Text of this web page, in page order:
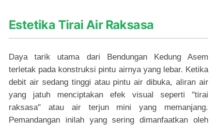
Estetika Tirai Air Raksasa
Daya tarik utama dari Bendungan Kedung Asem
terletak pada konstruksi pintu airnya yang lebar. Ketika
debit air sedang tinggi atau pintu air dibuka, aliran air
yang jatuh menciptakan efek visual seperti "tirai
raksasa" atau air terjun mini yang memanjang.
Pemandangan inilah yang sering dimanfaatkan oleh